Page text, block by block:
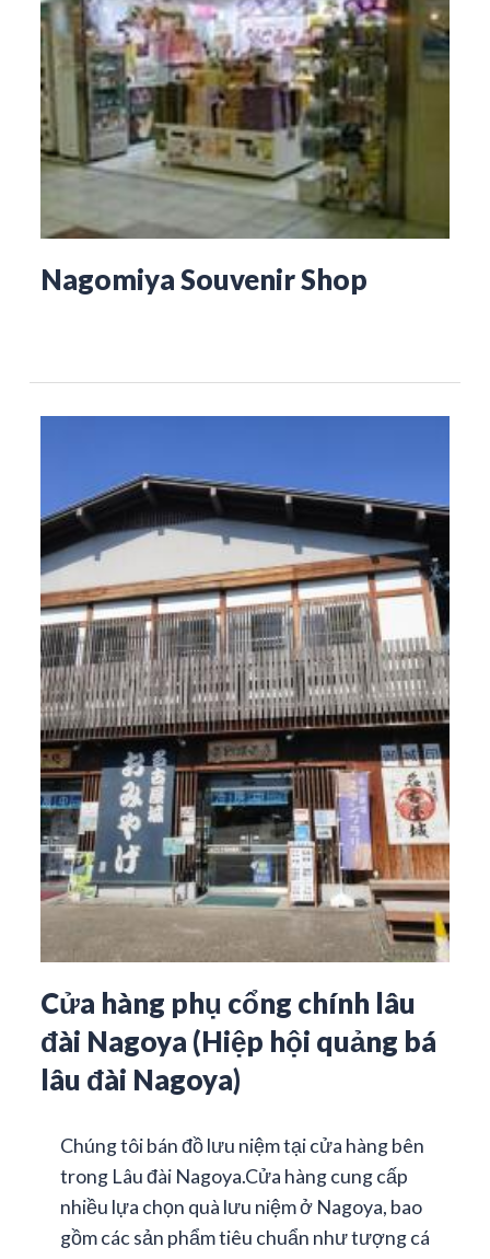
Nagomiya Souvenir Shop
Cửa hàng phụ cổng chính lâu
đài Nagoya (Hiệp hội quảng bá
lâu đài Nagoya)
Chúng tôi bán đồ lưu niệm tại cửa hàng bên
trong Lâu đài Nagoya.Cửa hàng cung cấp
nhiều lựa chọn quà lưu niệm ở Nagoya, bao
gồm các sản phẩm tiêu chuẩn như tượng cá